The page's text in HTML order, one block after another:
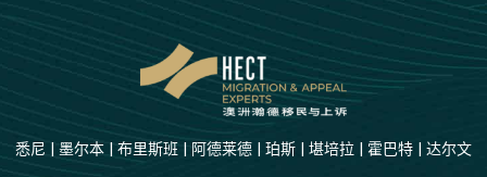
悉尼 | 墨尔本 | 布里斯班 | 阿德莱德 | 珀斯 | 堪培拉 | 霍巴特 | 达尔文